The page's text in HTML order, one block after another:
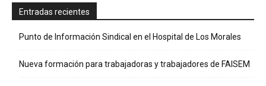
Entradas recientes
Punto de Información Sindical en el Hospital de Los Morales
Nueva formación para trabajadoras y trabajadores de FAISEM